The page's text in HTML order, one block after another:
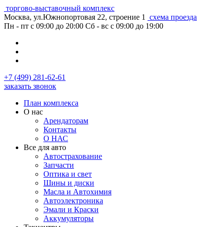
торгово-выставочный комплекс
Москва, ул.Южнопортовая 22, строение 1
схема проезда
Пн - пт с 09:00 до 20:00 Сб - вс с 09:00 до 19:00
+7 (499) 281-62-61
заказать звонок
План комплекса
О нас
Арендаторам
Контакты
О НАС
Все для авто
Автострахование
Запчасти
Оптика и свет
Шины и диски
Масла и Автохимия
Автоэлектроника
Эмали и Краски
Аккумуляторы